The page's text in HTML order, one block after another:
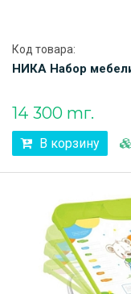
Код товара:
НИКА Набор
14 300 тг.
В корзину